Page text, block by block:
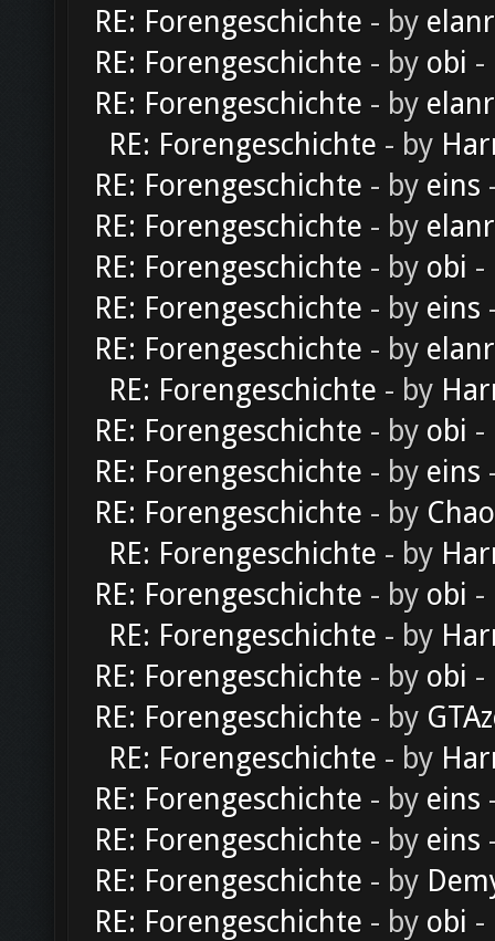
RE: Forengeschichte - by
RE: Forengeschichte - by obi -
RE: Forengeschichte - by
RE: Forengeschichte - by
RE: Forengeschichte - by eins
RE: Forengeschichte - by
RE: Forengeschichte - by obi -
RE: Forengeschichte - by eins
RE: Forengeschichte - by
RE: Forengeschichte - by
RE: Forengeschichte - by obi -
RE: Forengeschichte - by eins
RE: Forengeschichte - by
RE: Forengeschichte - by
RE: Forengeschichte - by obi -
RE: Forengeschichte - by
RE: Forengeschichte - by obi -
RE: Forengeschichte - by
RE: Forengeschichte - by
RE: Forengeschichte - by eins
RE: Forengeschichte - by eins
RE: Forengeschichte - by
RE: Forengeschichte - by obi -